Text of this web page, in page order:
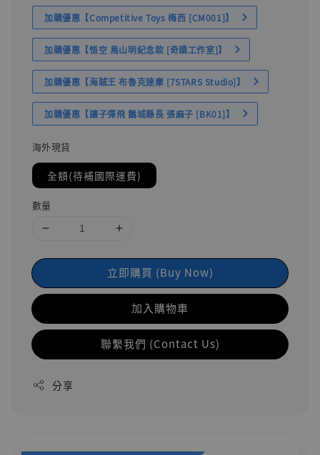
加購優惠【Competitive Toys 梅西 [CM001]】
加購優惠【悟空 鳥山明紀念款 [奇蹟工作室]】
加購優惠【海賊王 布魯克達摩 [7STARS Studio]】
加購優惠【讓子彈飛 鵝城縣長 張麻子 [BK01]】
海外現貨
全額(待補國際運費)
數量
立即購買 (Buy Now)
加入購物車
聯繫我們 (Contact Us)
分享